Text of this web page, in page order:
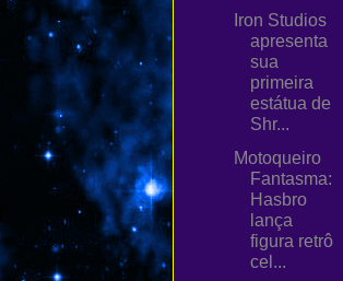
Iron Studios
apresenta
sua
primeira
estátua de
Shr...
Motoqueiro
Fantasma:
Hasbro
lança
figura retrô
cel...